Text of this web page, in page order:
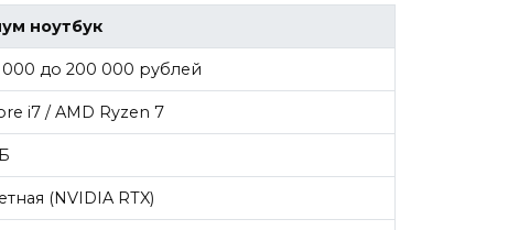
ноутбук
000 до 200 000 рублей
i7 / AMD Ryzen 7
(NVIDIA RTX)